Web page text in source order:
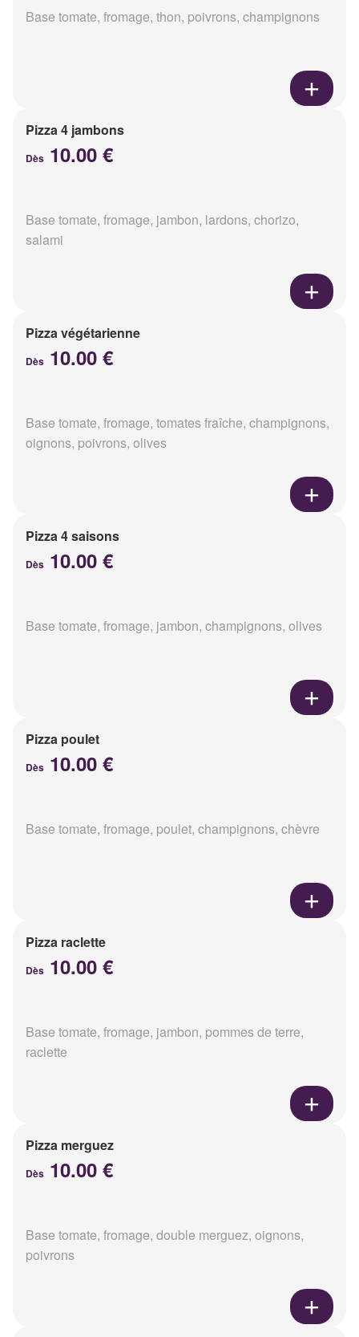
Base tomate, fromage, thon, poivrons, champignons
Pizza 4 jambons
Dès 10.00 €
Base tomate, fromage, jambon, lardons, chorizo,
salami
Pizza végétarienne
Dès 10.00 €
Base tomate, fromage, tomates fraîche, champignons,
oignons, poivrons, olives
Pizza 4 saisons
Dès 10.00 €
Base tomate, fromage, jambon, champignons, olives
Pizza poulet
Dès 10.00 €
Base tomate, fromage, poulet, champignons, chèvre
Pizza raclette
Dès 10.00 €
Base tomate, fromage, jambon, pommes de terre,
raclette
Pizza merguez
Dès 10.00 €
Base tomate, fromage, double merguez, oignons,
poivrons